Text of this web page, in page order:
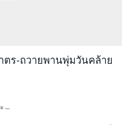
ร-ถวายพานพุ่มวันคล้าย
...